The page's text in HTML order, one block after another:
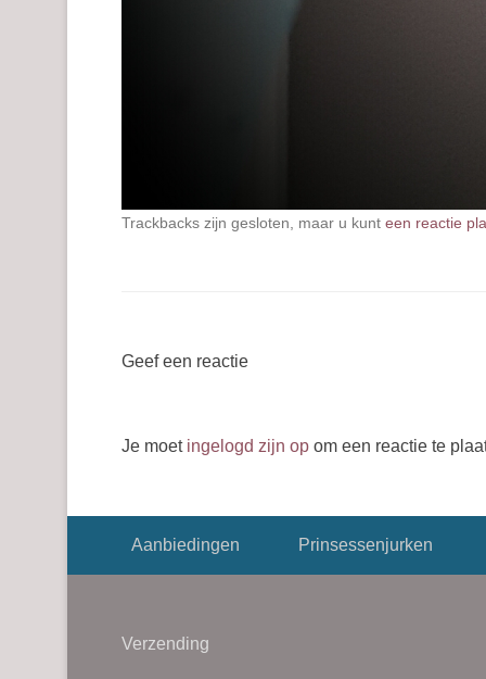
Trackbacks zijn gesloten, maar u kunt een reactie
Geef een reactie
Je moet ingelogd zijn op om een reactie te
Aanbiedingen Prinsessenjurken
Verzending